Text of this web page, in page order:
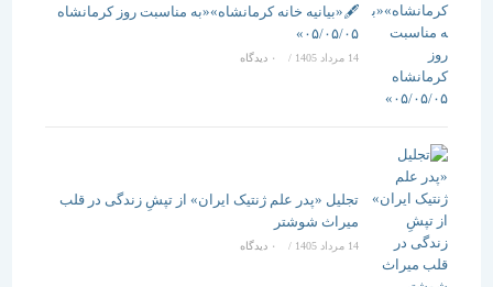
🖋️«بیانیه خانه کرمانشاه»«به مناسبت روز کرمانشاه
۰۵/۰۵/۰۵»
/ ۰ دیدگاه
تجلیل «پدر علم ژنتیک ایران» از تپشِ زندگی در قلب
میراث شوشتر
14 مرداد 1405 / ۰ دیدگاه